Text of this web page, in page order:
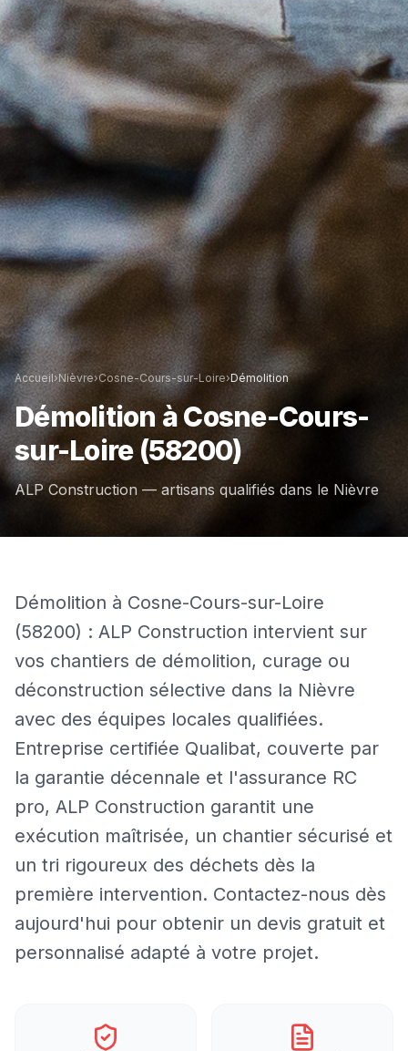
Accueil›Nièvre›Cosne-Cours-sur-Loire›Démolition
Démolition àCosne-Cours-
sur-Loire(58200)
ALP Construction — artisans qualifiés dans le Nièvre
Démolition à Cosne-Cours-sur-Loire
(58200) : ALP Construction intervient sur
vos chantiers de démolition, curage ou
déconstruction sélective dans la Nièvre
avec des équipes locales qualifiées.
Entreprise certifiée Qualibat, couverte par
la garantie décennale et l'assurance RC
pro, ALP Construction garantit une
exécution maîtrisée, un chantier sécurisé et
un tri rigoureux des déchets dès la
première intervention. Contactez-nous dès
aujourd'hui pour obtenir un devis gratuit et
personnalisé adapté à votre projet.